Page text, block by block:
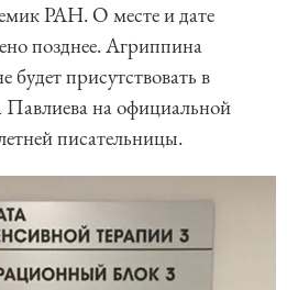
РАН. О месте и дате
позднее. Агриппина
будет присутствовать в
на официальной
писательницы.